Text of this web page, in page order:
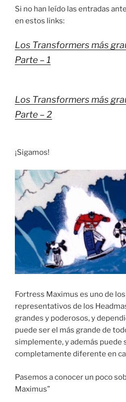
Si no han leído las entradas
en estos links:
Los Transformers más
Parte – 1
Los Transformers más
Parte – 2
¡Sigamos!
Fortress Maximus es uno de
representativos de los
grandes y poderosos, y
puede ser el más grande de
simplemente, y además puede
completamente diferente en
Pasemos a conocer un poco
Maximus”